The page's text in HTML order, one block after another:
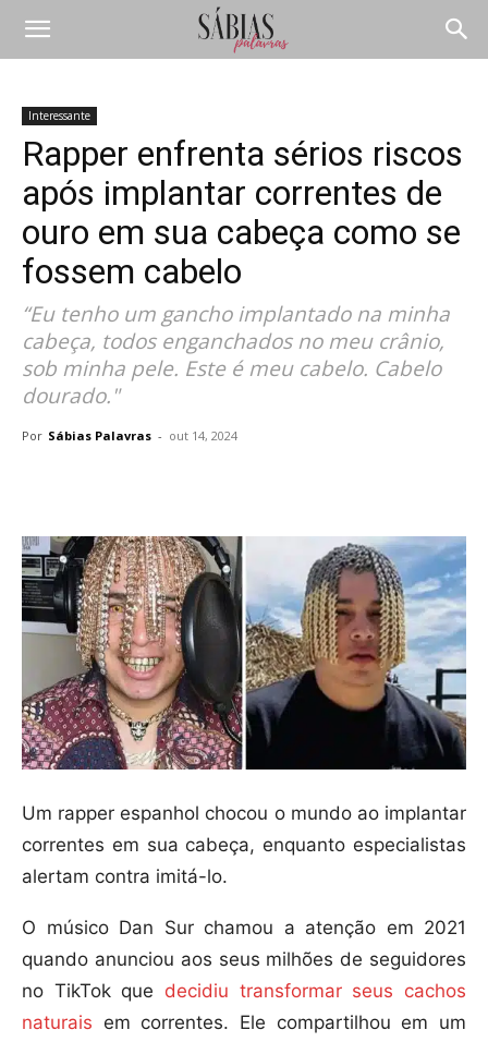
Interessante
Rapper enfrenta sérios riscos
após implantar correntes de
ouro em sua cabeça como se
fossem cabelo
“Eu tenho um gancho implantado na minha
cabeça, todos enganchados no meu crânio,
sob minha pele. Este é meu cabelo. Cabelo
dourado."
Por Sábias Palavras - out 14, 2024
Um rapper espanhol chocou o mundo ao implantar
correntes em sua cabeça, enquanto especialistas
alertam contra imitá-lo.
O músico Dan Sur chamou a atenção em 2021
quando anunciou aos seus milhões de seguidores
no TikTok que decidiu transformar seus cachos
naturais em correntes. Ele compartilhou em um